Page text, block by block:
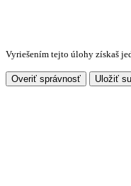
Vyriešením tejto úlohy získaš